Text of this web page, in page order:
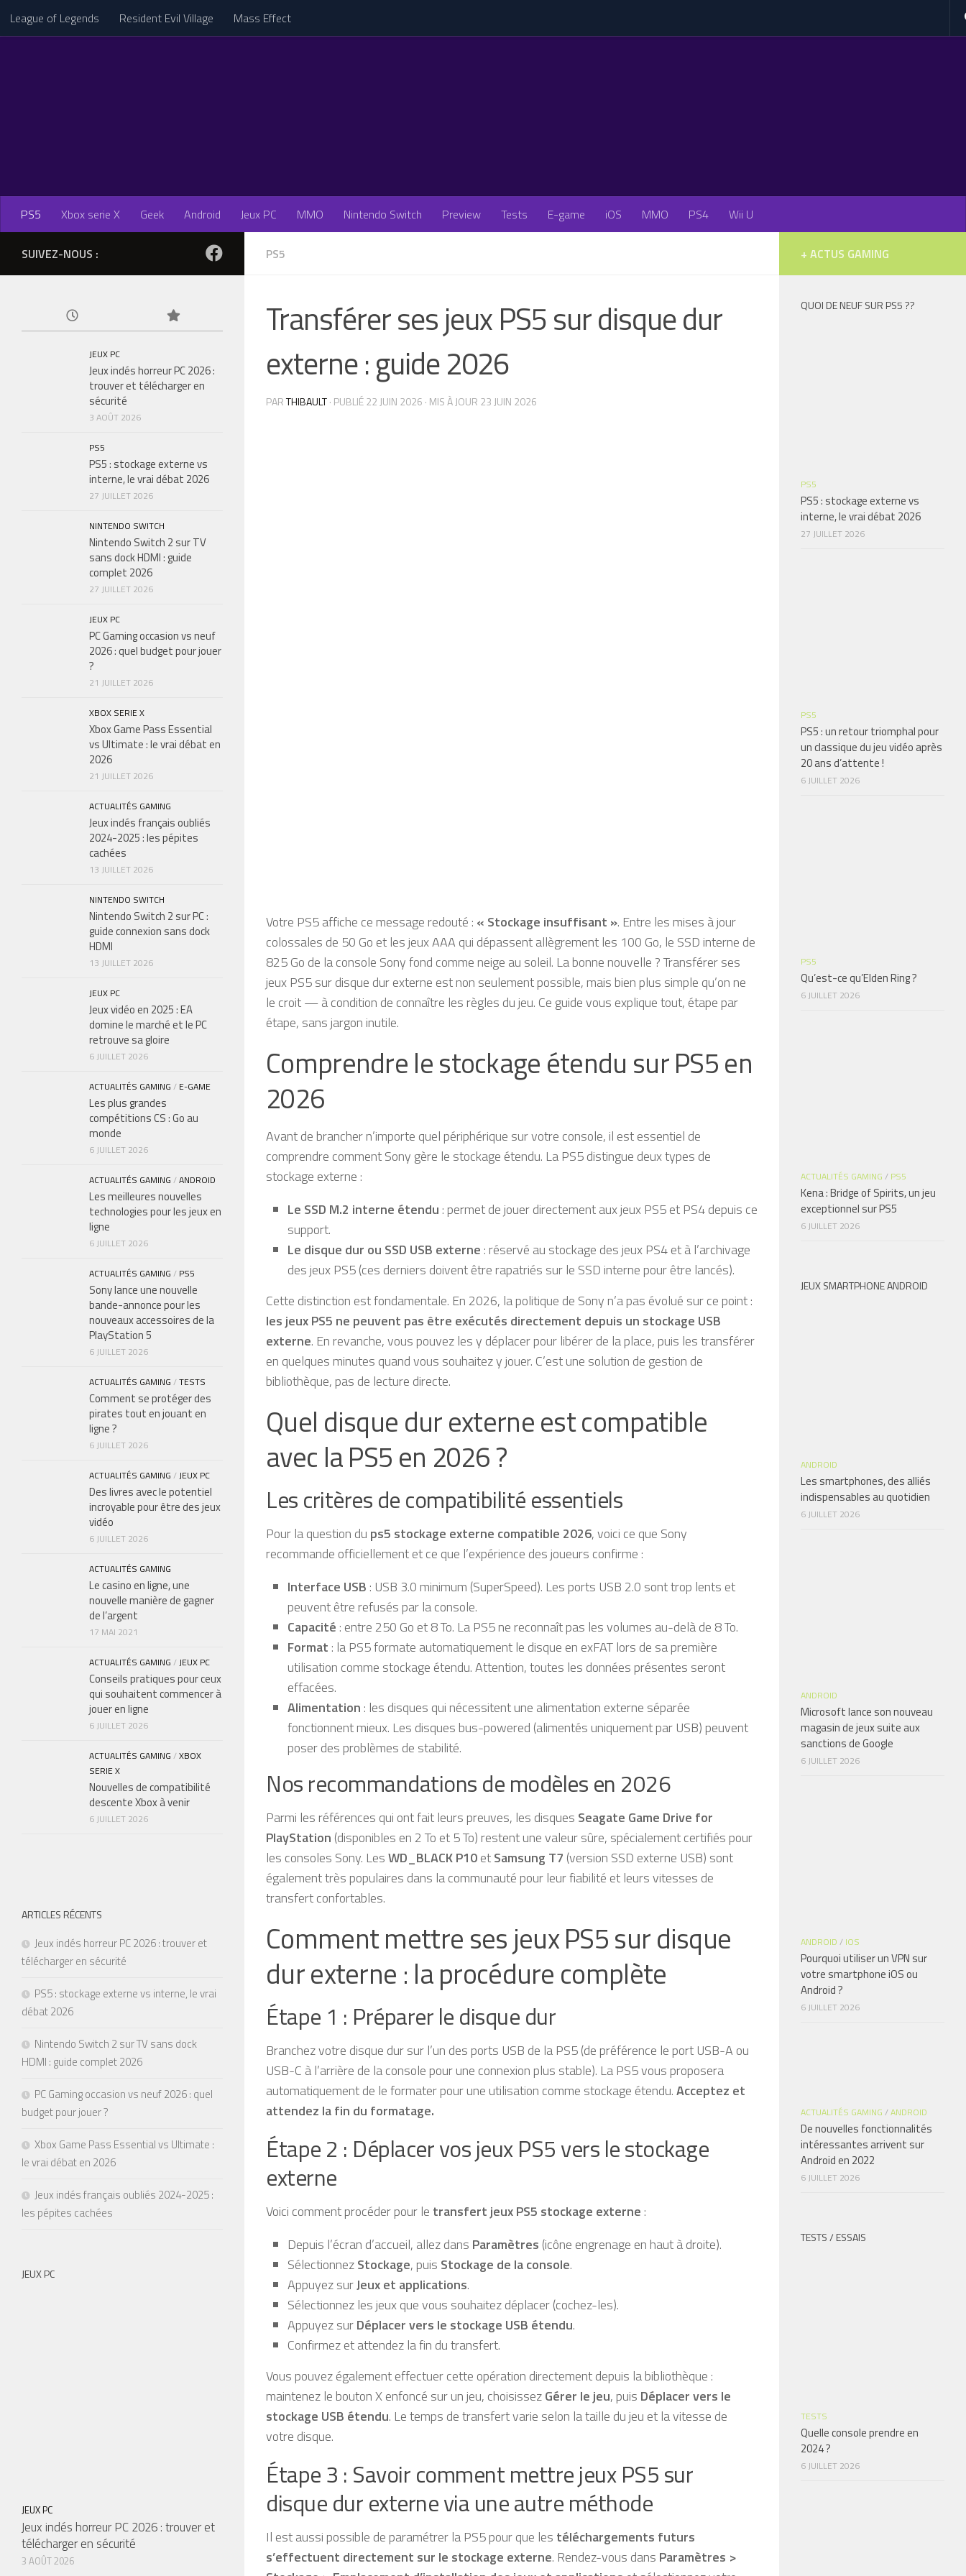
Skip to content
League of Legends Resident Evil Village Mass Effect
PS5 Xbox serie X Geek Android Jeux PC MMO Nintendo Switch Preview Tests E-game iOS MMO PS4 Wii U
PS5
Transférer ses jeux PS5 sur disque dur
externe : guide 2026
PARTHIBAULT· PUBLIÉ22 JUIN 2026 · MIS À JOUR 23 JUIN 2026
Votre PS5 affiche ce message redouté : « Stockage insuffisant ». Entre les mises à jour
colossales de 50 Go et les jeux AAA qui dépassent allègrement les 100 Go, le SSD interne de
825 Go de la console Sony fond comme neige au soleil. La bonne nouvelle ? Transférer ses
jeux PS5 sur disque dur externe est non seulement possible, mais bien plus simple qu’on ne
le croit — à condition de connaître les règles du jeu. Ce guide vous explique tout, étape par
étape, sans jargon inutile.
Comprendre le stockage étendu sur PS5 en
2026
Avant de brancher n’importe quel périphérique sur votre console, il est essentiel de
comprendre comment Sony gère le stockage étendu. La PS5 distingue deux types de
stockage externe :
Le SSD M.2 interne étendu : permet de jouer directement aux jeux PS5 et PS4 depuis ce
support.
Le disque dur ou SSD USB externe : réservé au stockage des jeux PS4 et à l’archivage
des jeux PS5 (ces derniers doivent être rapatriés sur le SSD interne pour être lancés).
Cette distinction est fondamentale. En 2026, la politique de Sony n’a pas évolué sur ce point :
les jeux PS5 ne peuvent pas être exécutés directement depuis un stockage USB
externe. En revanche, vous pouvez les y déplacer pour libérer de la place, puis les transférer
en quelques minutes quand vous souhaitez y jouer. C’est une solution de gestion de
bibliothèque, pas de lecture directe.
Quel disque dur externe est compatible
avec la PS5 en 2026 ?
Les critères de compatibilité essentiels
Pour la question du ps5 stockage externe compatible 2026, voici ce que Sony
recommande officiellement et ce que l’expérience des joueurs confirme :
Interface USB : USB 3.0 minimum (SuperSpeed). Les ports USB 2.0 sont trop lents et
peuvent être refusés par la console.
Capacité : entre 250 Go et 8 To. La PS5 ne reconnaît pas les volumes au-delà de 8 To.
Format : la PS5 formate automatiquement le disque en exFAT lors de sa première
utilisation comme stockage étendu. Attention, toutes les données présentes seront
effacées.
Alimentation : les disques qui nécessitent une alimentation externe séparée
fonctionnent mieux. Les disques bus-powered (alimentés uniquement par USB) peuvent
poser des problèmes de stabilité.
Nos recommandations de modèles en 2026
Parmi les références qui ont fait leurs preuves, les disques Seagate Game Drive for
PlayStation (disponibles en 2 To et 5 To) restent une valeur sûre, spécialement certifiés pour
les consoles Sony. LesWD_BLACK P10etSamsung T7 (version SSD externe USB) sont
également très populaires dans la communauté pour leur fiabilité et leurs vitesses de
transfert confortables.
Comment mettre ses jeux PS5 sur disque
dur externe : la procédure complète
Étape 1 : Préparer le disque dur
Branchez votre disque dur sur l’un des ports USB de la PS5 (de préférence le port USB-A ou
USB-C à l’arrière de la console pour une connexion plus stable). La PS5 vous proposera
automatiquement de le formater pour une utilisation comme stockage étendu.Acceptez et
attendez la fin du formatage.
Étape 2 : Déplacer vos jeux PS5 vers le stockage
externe
Voici comment procéder pour le transfert jeux PS5 stockage externe :
Depuis l’écran d’accueil, allez dans Paramètres (icône engrenage en haut à droite).
SélectionnezStockage, puis Stockage de la console.
Appuyez surJeux et applications.
Sélectionnez les jeux que vous souhaitez déplacer (cochez-les).
Appuyez surDéplacer vers le stockage USB étendu.
Confirmez et attendez la fin du transfert.
Vous pouvez également effectuer cette opération directement depuis la bibliothèque :
maintenez le bouton X enfoncé sur un jeu, choisissezGérer le jeu, puis Déplacer vers le
stockage USB étendu. Le temps de transfert varie selon la taille du jeu et la vitesse de
votre disque.
Étape 3 : Savoir comment mettre jeux PS5 sur
disque dur externe via une autre méthode
Il est aussi possible de paramétrer la PS5 pour que les téléchargements futurs
s’effectuent directement sur le stockage externe. Rendez-vous dans Paramètres >
SUIVEZ-NOUS :
JEUX PC
Jeux indés horreur PC 2026 :
trouver et télécharger en
sécurité
3 AOÛT 2026
PS5
PS5 : stockage externe vs
interne, le vrai débat 2026
27 JUILLET 2026
NINTENDO SWITCH
Nintendo Switch 2 sur TV
sans dock HDMI : guide
complet 2026
27 JUILLET 2026
JEUX PC
PC Gaming occasion vs neuf
2026 : quel budget pour jouer
?
21 JUILLET 2026
XBOX SERIE X
Xbox Game Pass Essential
vs Ultimate : le vrai débat en
2026
21 JUILLET 2026
ACTUALITÉS GAMING
Jeux indés français oubliés
2024-2025 : les pépites
cachées
13 JUILLET 2026
NINTENDO SWITCH
Nintendo Switch 2 sur PC :
guide connexion sans dock
HDMI
13 JUILLET 2026
JEUX PC
Jeux vidéo en 2025 : EA
domine le marché et le PC
retrouve sa gloire
6 JUILLET 2026
ACTUALITÉS GAMING / E-GAME
Les plus grandes
compétitions CS : Go au
monde
6 JUILLET 2026
ACTUALITÉS GAMING /ANDROID
Les meilleures nouvelles
technologies pour les jeux en
ligne
6 JUILLET 2026
ACTUALITÉS GAMING / PS5
Sony lance une nouvelle
bande-annonce pour les
nouveaux accessoires de la
PlayStation 5
6 JUILLET 2026
ACTUALITÉS GAMING /TESTS
Comment se protéger des
pirates tout en jouant en
ligne ?
6 JUILLET 2026
ACTUALITÉS GAMING /JEUX PC
Des livres avec le potentiel
incroyable pour être des jeux
vidéo
6 JUILLET 2026
ACTUALITÉS GAMING
Le casino en ligne, une
nouvelle manière de gagner
de l’argent
17 MAI 2021
ACTUALITÉS GAMING /JEUX PC
Conseils pratiques pour ceux
qui souhaitent commencer à
jouer en ligne
6 JUILLET 2026
ACTUALITÉS GAMING /XBOX
SERIE X
Nouvelles de compatibilité
descente Xbox à venir
6 JUILLET 2026
ARTICLES RÉCENTS
Jeux indés horreur PC 2026 : trouver et
télécharger en sécurité
PS5 : stockage externe vs interne, le vrai
débat 2026
Nintendo Switch 2 sur TV sans dock
HDMI : guide complet 2026
PC Gaming occasion vs neuf 2026 : quel
budget pour jouer ?
Xbox Game Pass Essential vs Ultimate :
le vrai débat en 2026
Jeux indés français oubliés 2024-2025 :
les pépites cachées
JEUX PC
JEUX PC
Jeux indés horreur PC 2026 : trouver et
télécharger en sécurité
3 AOÛT 2026
+ ACTUS GAMING
QUOI DE NEUF SUR PS5 ??
PS5
PS5 : stockage externe vs
interne, le vrai débat 2026
27 JUILLET 2026
PS5
PS5 : un retour triomphal pour
un classique du jeu vidéo après
20 ans d’attente !
6 JUILLET 2026
PS5
Qu’est-ce qu’Elden Ring ?
6 JUILLET 2026
ACTUALITÉS GAMING / PS5
Kena : Bridge of Spirits, un jeu
exceptionnel sur PS5
6 JUILLET 2026
JEUX SMARTPHONE ANDROID
ANDROID
Les smartphones, des alliés
indispensables au quotidien
6 JUILLET 2026
ANDROID
Microsoft lance son nouveau
magasin de jeux suite aux
sanctions de Google
6 JUILLET 2026
ANDROID / IOS
Pourquoi utiliser un VPN sur
votre smartphone iOS ou
Android ?
6 JUILLET 2026
ACTUALITÉS GAMING /ANDROID
De nouvelles fonctionnalités
intéressantes arrivent sur
Android en 2022
6 JUILLET 2026
TESTS / ESSAIS
TESTS
Quelle console prendre en
2024 ?
6 JUILLET 2026